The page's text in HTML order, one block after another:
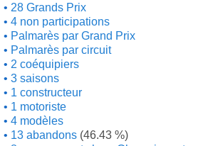
28 Grands Prix
4 non participations
Palmarès par Grand Prix
Palmarès par circuit
2 coéquipiers
3 saisons
1 constructeur
1 motoriste
4 modèles
13 abandons (46.43 %)